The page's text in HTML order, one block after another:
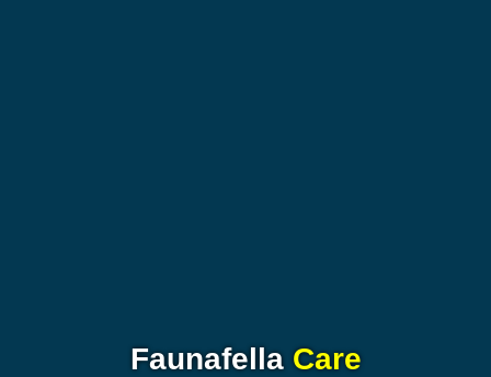
FaunafellaCare